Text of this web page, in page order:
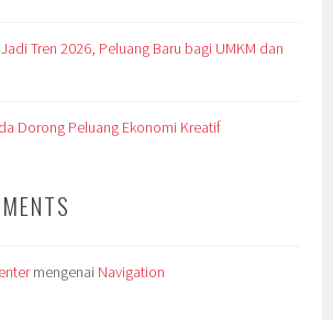
Tren 2026, Peluang Baru bagi UMKM dan
Dorong Peluang Ekonomi Kreatif
mengenai Navigation